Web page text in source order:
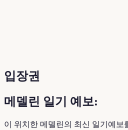
입장권
메델린 일기 예보:
이 위치한 메델린의 최신 일기예보